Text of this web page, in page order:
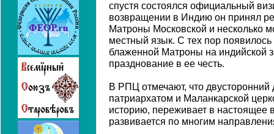
спустя состоялся официальный
возвращении в Индию он принял
Матроны Московской и несколько
местный язык. С тех пор
блаженной Матроны на индийской
празднование в ее честь.
В РПЦ отмечают, что
патриархатом и Маланкарской
историю, переживает в настоящее
развивается по многим